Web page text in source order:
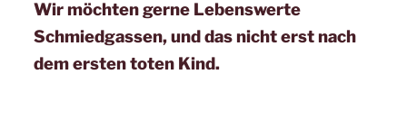
Wir möchten gerne Lebenswerte
Schmiedgassen, und das nicht erst nach
dem ersten toten Kind.